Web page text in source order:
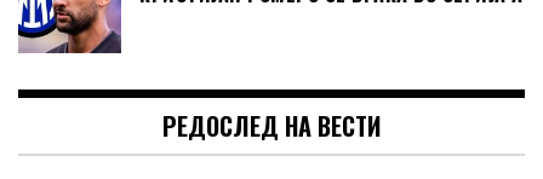
РЕДОСЛЕД НА ВЕСТИ